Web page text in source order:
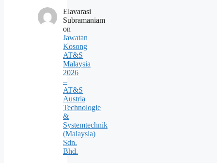
Elavarasi
Subramaniam
on
Jawatan
Kosong
AT&S
Malaysia
2026
–
AT&S
Austria
Technologie
&
Systemtechnik
(Malaysia)
Sdn.
Bhd.